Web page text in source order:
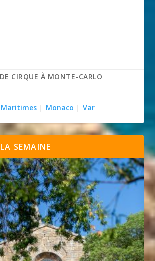
CIRQUE À MONTE-CARLO
Maritimes | Monaco | Var
SEMAINE